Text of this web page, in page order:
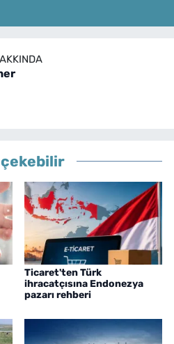
Ticaret'ten Türk
ihracatçısına Endonezya
pazarı rehberi